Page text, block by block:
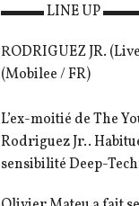
▬▬▬ LINE UP
RODRIGUEZ JR.
(Mobilee / FR)
L’ex-moitié de The
Rodriguez Jr..
sensibilité Deep-